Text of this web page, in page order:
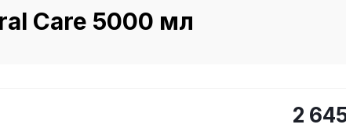
Care 5000 мл
2